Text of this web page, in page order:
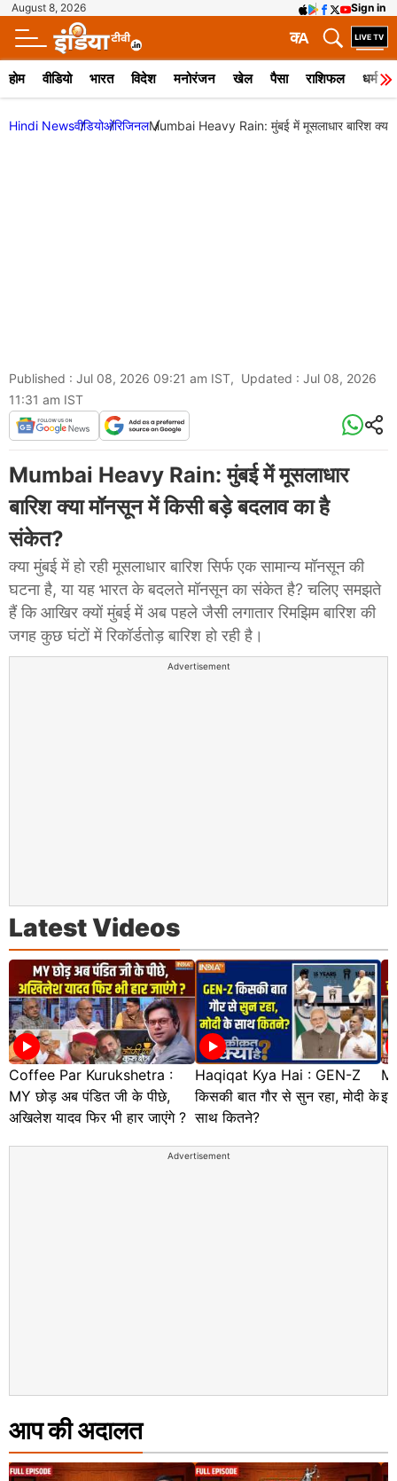
August 8, 2026 Sign in
A
क
होम वीडियो भारत विदेश मनोरंजन खेल पैसा राशिफल धर्म
Hindi NewsवीडियोओरिजिनलMumbai Heavy Rain: मुंबई में मूसलाधार बारिश
Published : Jul 08, 2026 09:21 am IST, Updated : Jul 08, 2026
11:31 am IST
Mumbai Heavy Rain: मुंबई में मूसलाधार
बारिश क्या मॉनसून में किसी बड़े बदलाव का है
संकेत?
क्या मुंबई में हो रही मूसलाधार बारिश सिर्फ एक सामान्य मॉनसून की
घटना है, या यह भारत के बदलते मॉनसून का संकेत है? चलिए समझते
हैं कि आखिर क्यों मुंबई में अब पहले जैसी लगातार रिमझिम बारिश की
जगह कुछ घंटों में रिकॉर्डतोड़ बारिश हो रही है।
Advertisement
Latest Videos
Coffee Par Kurukshetra :
MY छोड़ अब पंडित जी के पीछे,
अखिलेश यादव फिर भी हार जाएंगे ?
Haqiqat Kya Hai : GEN-Z
किसकी बात गौर से सुन रहा, मोदी के
साथ कितने?
Advertisement
आप की अदालत